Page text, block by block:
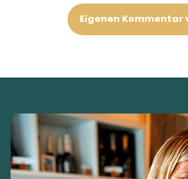
Eigenen Kommentar